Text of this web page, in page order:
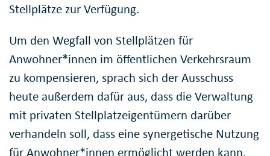
Stellplätze zur Verfügung.
Um den Wegfall von Stellplätzen für
Anwohner*innen im öffentlichen Verkehrsraum
zu kompensieren, sprach sich der Ausschuss
heute außerdem dafür aus, dass die Verwaltung
mit privaten Stellplatzeigentümern darüber
verhandeln soll, dass eine synergetische Nutzung
für Anwohner*innen ermöglicht werden kann.